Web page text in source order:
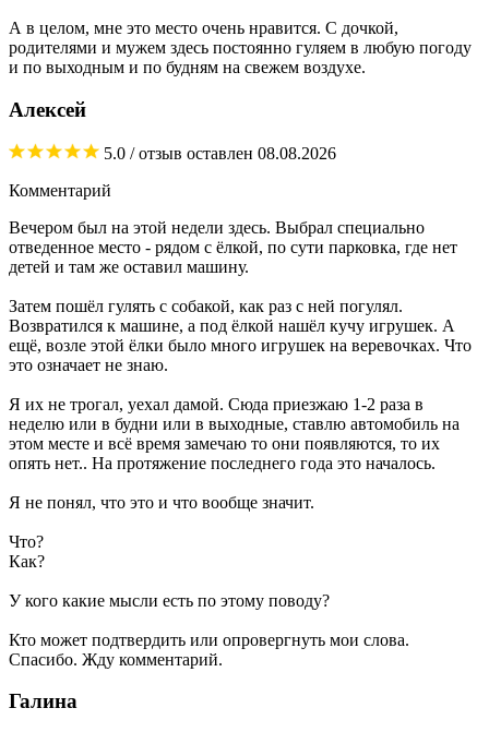
А в целом, мне это место очень нравится. С дочкой,
родителями и мужем здесь постоянно гуляем в любую погоду
и по выходным и по будням на свежем воздухе.
Алексей
5.0 / отзыв оставлен 08.08.2026
Комментарий
Вечером был на этой недели здесь. Выбрал специально
отведенное место - рядом с ёлкой, по сути парковка, где нет
детей и там же оставил машину.
Затем пошёл гулять с собакой, как раз с ней погулял.
Возвратился к машине, а под ёлкой нашёл кучу игрушек. А
ещё, возле этой ёлки было много игрушек на веревочках. Что
это означает не знаю.
Я их не трогал, уехал дамой. Сюда приезжаю 1-2 раза в
неделю или в будни или в выходные, ставлю автомобиль на
этом месте и всё время замечаю то они появляются, то их
опять нет.. На протяжение последнего года это началось.
Я не понял, что это и что вообще значит.
Что?
Как?
У кого какие мысли есть по этому поводу?
Кто может подтвердить или опровергнуть мои слова.
Спасибо. Жду комментарий.
Галина